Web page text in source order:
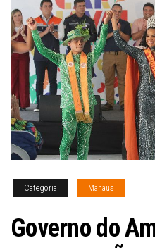
Categoria Manaus
Governo do